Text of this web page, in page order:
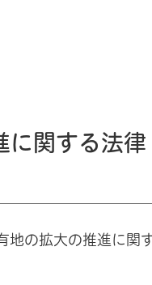
に関する法律
地の拡大の推進に関